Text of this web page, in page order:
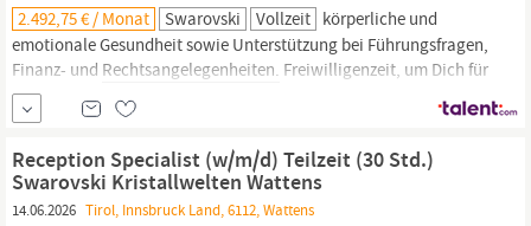
2.492,75 € / Monat Swarovski Vollzeit körperliche und
emotionale Gesundheit sowie Unterstützung bei Führungsfragen,
Finanz- und Rechtsangelegenheiten. Freiwilligenzeit, um Dich für
Herzensprojekte zu engagieren Exklusive Rabatte für
Mitarbeitende auf Swarovski-Produkte FahrtkostenzuschussBike
Leasing Firmenzuschuss für Mittagessen in den Kantinen
Betriebspensionsvorsorge durch den...
Reception Specialist (w/m/d) Teilzeit (30 Std.)
Swarovski Kristallwelten Wattens
14.06.2026 Tirol, Innsbruck Land, 6112, Wattens